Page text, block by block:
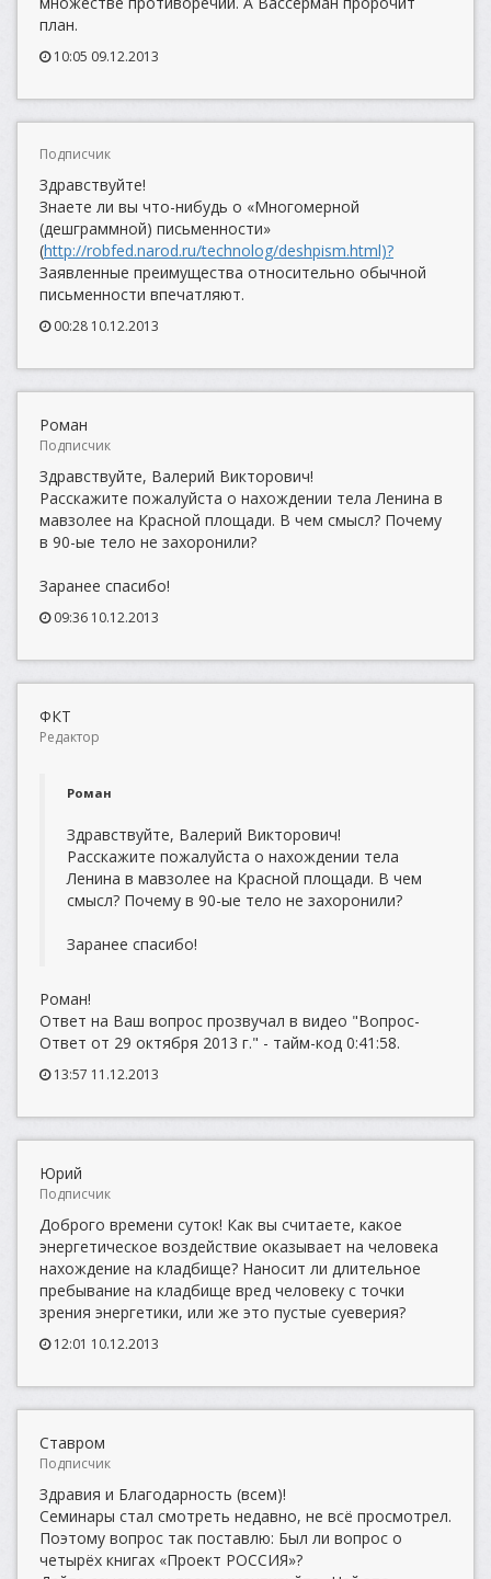
план.
10:05 09.12.2013
Подписчик
Здравствуйте!
Знаете ли вы что-нибудь о «Многомерной
(дешграммной) письменности»
(http://robfed.narod.ru/technolog/deshpism.html)?
Заявленные преимущества относительно обычной
письменности впечатляют.
00:28 10.12.2013
Роман
Подписчик
Здравствуйте, Валерий Викторович!
Расскажите пожалуйста о нахождении тела Ленина в
мавзолее на Красной площади. В чем смысл? Почему
в 90-ые тело не захоронили?
Заранее спасибо!
09:36 10.12.2013
ФКТ
Редактор
Роман
Здравствуйте, Валерий Викторович!
Расскажите пожалуйста о нахождении тела
Ленина в мавзолее на Красной площади. В чем
смысл? Почему в 90-ые тело не захоронили?
Заранее спасибо!
Роман!
Ответ на Ваш вопрос прозвучал в видео "Вопрос-
Ответ от 29 октября 2013 г." - тайм-код 0:41:58.
13:57 11.12.2013
Юрий
Подписчик
Доброго времени суток! Как вы считаете, какое
энергетическое воздействие оказывает на человека
нахождение на кладбище? Наносит ли длительное
пребывание на кладбище вред человеку с точки
зрения энергетики, или же это пустые суеверия?
12:01 10.12.2013
Ставром
Подписчик
Здравия и Благодарность (всем)!
Семинары стал смотреть недавно, не всё просмотрел.
Поэтому вопрос так поставлю: Был ли вопрос о
четырёх книгах «Проект РОССИЯ»?